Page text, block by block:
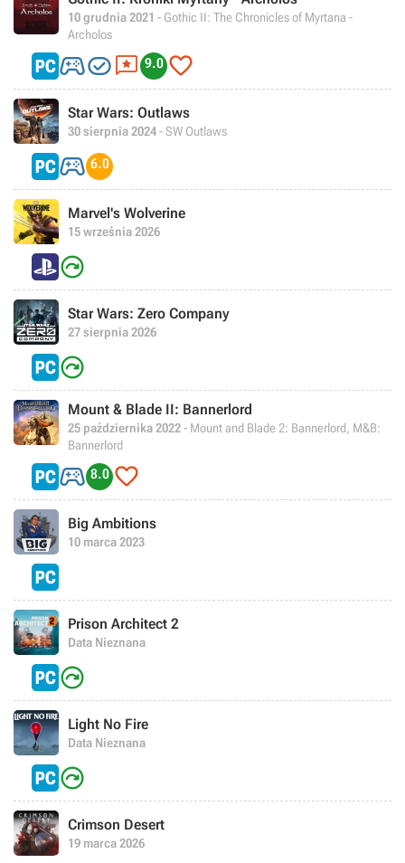
10 grudnia 2021 - Gothic II: The Chronicles of Myrtana -
Archolos
 9.0 
Star Wars: Outlaws
30 sierpnia 2024- SW Outlaws
 6.0
Marvel's Wolverine
15 września 2026

Star Wars: Zero Company
27 sierpnia 2026

Mount & Blade II: Bannerlord
25 października 2022- Mount and Blade 2: Bannerlord, M&B:
Bannerlord
 8.0 
Big Ambitions
10 marca 2023
Prison Architect 2
Data Nieznana

Light No Fire
Data Nieznana

Crimson Desert
19 marca 2026